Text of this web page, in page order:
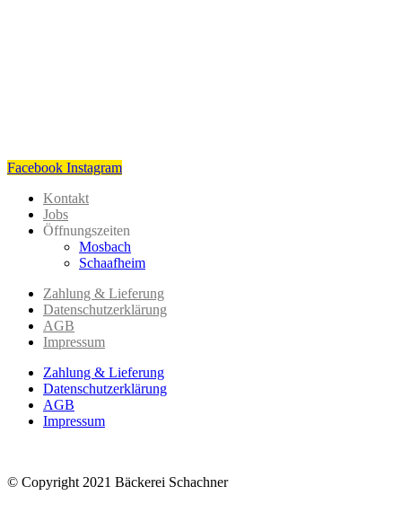
Facebook Instagram
Kontakt
Jobs
Öffnungszeiten
Mosbach
Schaafheim
Zahlung & Lieferung
Datenschutzerklärung
AGB
Impressum
Zahlung & Lieferung
Datenschutzerklärung
AGB
Impressum
© Copyright 2021 Bäckerei Schachner